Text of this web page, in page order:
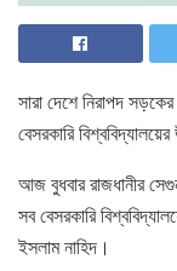
সারা দেশে নিরাপদ সড়কের
বেসরকারি
আজ বুধবার রাজধানীর
সব বেসরকারি
ইসলাম নাহিদ।